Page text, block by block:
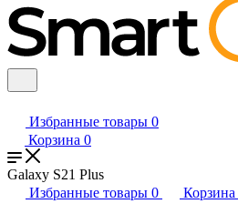
Избранные товары 0
Корзина 0
Galaxy S21 Plus
Избранные товары 0 Корзина